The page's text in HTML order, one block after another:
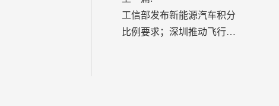
工信部发布新能源汽车积分
比例要求；深圳推动飞行汽